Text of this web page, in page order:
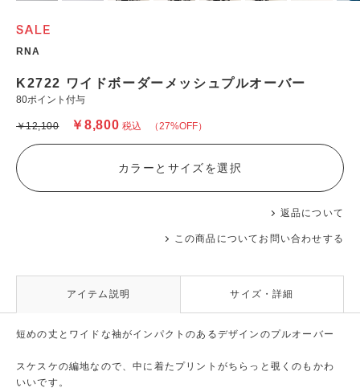
RNA
K2722 ワイドボーダーメッシュプルオーバー
80ポイント付与
（27%OFF）
￥8,800 税込
￥12,100
返品について
この商品についてお問い合わせする
カラーとサイズを選択
アイテム説明 サイズ・詳細
短めの丈とワイドな袖がインパクトのあるデザインのプルオーバー
スケスケの編地なので、中に着たプリントがちらっと覗くのもかわ
いいです。